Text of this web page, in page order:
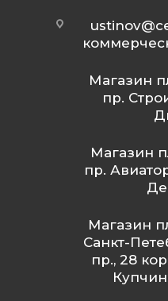
Магазин
пр.
Магазин
пр.
Магазин
Санкт-
пр., 28